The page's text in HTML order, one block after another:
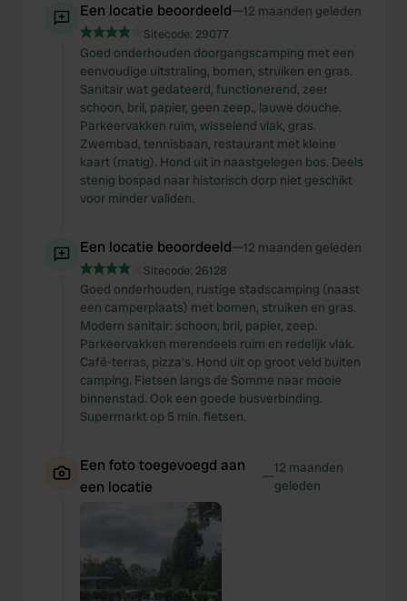
We also share information about your use of our site with
our social media, advertising and analytics partners who
may combine it with other information that you’ve
provided to them or that they’ve collected from your use
of their services.
Een locatie beoordeeld—12 maanden geleden
Sitecode: 29077
Goed onderhouden doorgangscamping met een
eenvoudige uitstraling, bomen, struiken en gras.
Sanitair wat gedateerd, functionerend, zeer
schoon, bril, papier, geen zeep., lauwe douche.
Parkeervakken ruim, wisselend vlak, gras.
Zwembad, tennisbaan, restaurant met kleine
kaart (matig). Hond uit in naastgelegen bos. Deels
stenig bospad naar historisch dorp niet geschikt
voor minder validen.
Een locatie beoordeeld—12 maanden geleden
Sitecode: 26128
Goed onderhouden, rustige stadscamping (naast
een camperplaats) met bomen, struiken en gras.
Modern sanitair: schoon, bril, papier, zeep.
Parkeervakken merendeels ruim en redelijk vlak.
Café-terras, pizza’s. Hond uit op groot veld buiten
camping. Fietsen langs de Somme naar mooie
binnenstad. Ook een goede busverbinding.
Supermarkt op 5 min. fietsen.
Een foto toegevoegd aan
een locatie
—12 maanden
geleden